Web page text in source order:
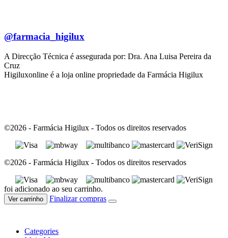
@farmacia_higilux
A Direcção Técnica é assegurada por: Dra. Ana Luisa Pereira da
Cruz
Higiluxonline é a loja online propriedade da Farmácia Higilux
©2026 - Farmácia Higilux - Todos os direitos reservados
©2026 - Farmácia Higilux - Todos os direitos reservados
foi adicionado ao seu carrinho.
Ver carrinho Finalizar compras
Categories